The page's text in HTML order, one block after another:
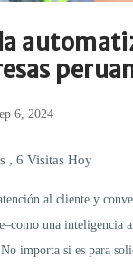
6, 2024
, 6 Visitas Hoy
al cliente y
una
importa si es para